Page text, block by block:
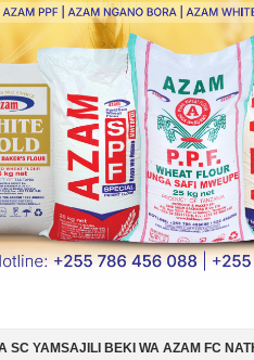
FC NATHANIEL CHILAMBO